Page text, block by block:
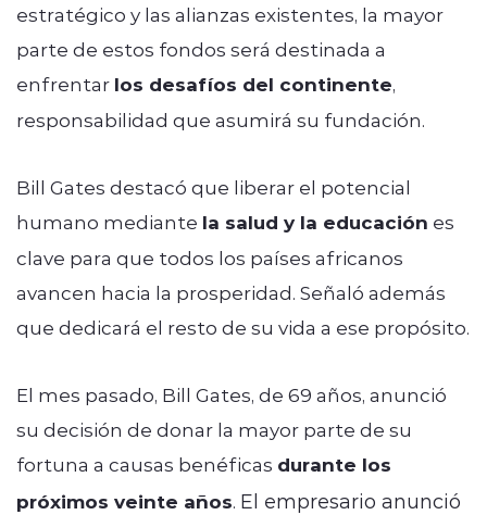
estratégico y las alianzas existentes, la mayor
parte de estos fondos será destinada a
enfrentar los desafíos del continente,
responsabilidad que asumirá su fundación.
Bill Gates destacó que liberar el potencial
humano mediante la salud y la educación es
clave para que todos los países africanos
avancen hacia la prosperidad. Señaló además
que dedicará el resto de su vida a ese propósito.
El mes pasado, Bill Gates, de 69 años, anunció
su decisión de donar la mayor parte de su
fortuna a causas benéficas durante los
próximos veinte años. El empresario anunció